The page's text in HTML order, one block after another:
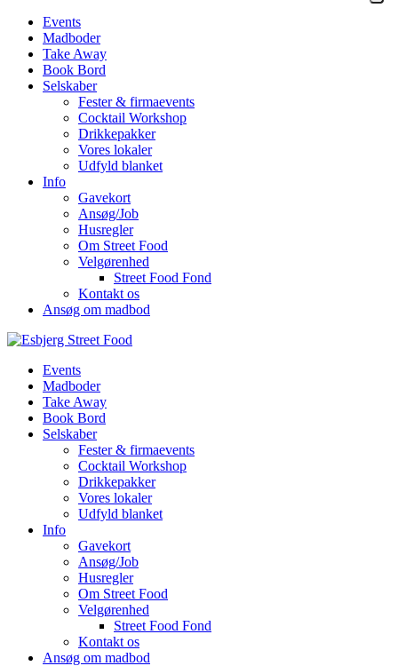
Events
Madboder
Take Away
Book Bord
Selskaber
Fester & firmaevents
Cocktail Workshop
Drikkepakker
Vores lokaler
Udfyld blanket
Info
Gavekort
Ansøg/Job
Husregler
Om Street Food
Velgørenhed
Street Food Fond
Kontakt os
Ansøg om madbod
Events
Madboder
Take Away
Book Bord
Selskaber
Fester & firmaevents
Cocktail Workshop
Drikkepakker
Vores lokaler
Udfyld blanket
Info
Gavekort
Ansøg/Job
Husregler
Om Street Food
Velgørenhed
Street Food Fond
Kontakt os
Ansøg om madbod